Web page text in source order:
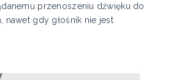
przenoszeniu dźwięku do
nawet gdy głośnik nie jest